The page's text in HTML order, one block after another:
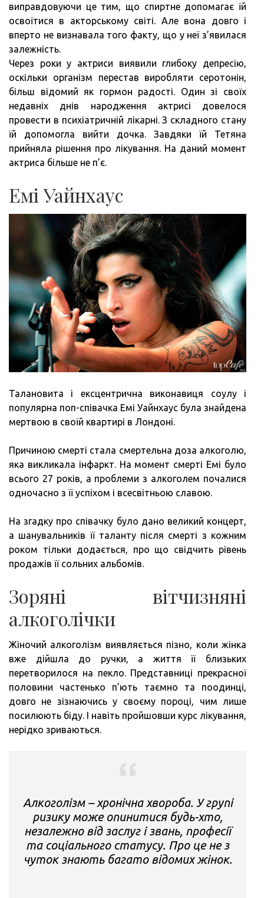
виправдовуючи це тим, що спиртне допомагає їй
освоїтися в акторському світі. Але вона довго і
вперто не визнавала того факту, що у неї з’явилася
залежність.
Через роки у актриси виявили глибоку депресію,
оскільки організм перестав виробляти серотонін,
більш відомий як гормон радості. Один зі своїх
недавніх днів народження актрисі довелося
провести в психіатричній лікарні. З складного стану
їй допомогла вийти дочка. Завдяки їй Тетяна
прийняла рішення про лікування. На даний момент
актриса більше не п’є.
Емі Уайнхаус
Талановита і ексцентрична виконавиця соулу і
популярна поп-співачка Емі Уайнхаус була знайдена
мертвою в своїй квартирі в Лондоні.
Причиною смерті стала смертельна доза алкоголю,
яка викликала інфаркт. На момент смерті Емі було
всього 27 років, а проблеми з алкоголем почалися
одночасно з її успіхом і всесвітньою славою.
На згадку про співачку було дано великий концерт,
а шанувальників її таланту після смерті з кожним
роком тільки додається, про що свідчить рівень
продажів її сольних альбомів.
Зоряні вітчизняні
алкоголічки
Жіночий алкоголізм виявляється пізно, коли жінка
вже дійшла до ручки, а життя її близьких
перетворилося на пекло. Представниці прекрасної
половини частенько п’ють таємно та поодинці,
довго не зізнаючись у своєму пороці, чим лише
посилюють біду. І навіть пройшовши курс лікування,
нерідко зриваються.
Алкоголізм – хронічна хвороба. У групі
ризику може опинитися будь-хто,
незалежно від заслуг і звань, професії
та соціального статусу. Про це не з
чуток знають багато відомих жінок.